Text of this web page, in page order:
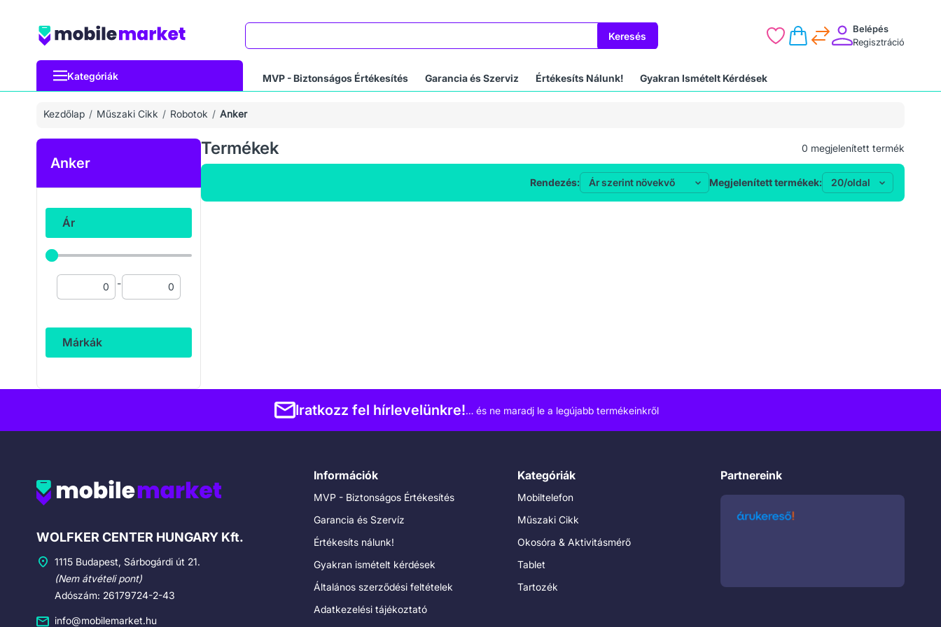
Keresés
Belépés
Regisztráció
Kategóriák MVP - Biztonságos Értékesítés Garancia és Szerviz Értékesíts Nálunk! Gyakran Ismételt Kérdések
Kezdőlap Műszaki Cikk Robotok Anker
Anker
Ár
-
Márkák
Termékek 0 megjelenített termék
Rendezés: Megjelenített termékek:
Iratkozz fel hírlevelünkre!… és ne maradj le a legújabb termékeinkről
Cégadatok
WOLFKER CENTER HUNGARY Kft.
1115 Budapest, Sárbogárdi út 21.
(Nem átvételi pont)
Adószám: 26179724-2-43
info@mobilemarket.hu
Információk
MVP - Biztonságos Értékesítés
Garancia és Szervíz
Értékesíts nálunk!
Gyakran ismételt kérdések
Általános szerződési feltételek
Adatkezelési tájékoztató
Kategóriák
Mobiltelefon
Műszaki Cikk
Okosóra & Aktivitásmérő
Tablet
Tartozék
Partnereink